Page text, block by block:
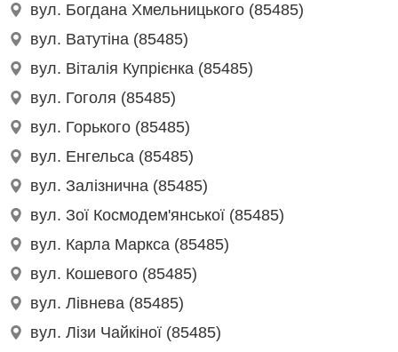
вул. Богдана Хмельницького (85485)
вул. Ватутіна (85485)
вул. Віталія Купрієнка (85485)
вул. Гоголя (85485)
вул. Горького (85485)
вул. Енгельса (85485)
вул. Залізнична (85485)
вул. Зої Космодем'янської (85485)
вул. Карла Маркса (85485)
вул. Кошевого (85485)
вул. Лівнева (85485)
вул. Лізи Чайкіної (85485)